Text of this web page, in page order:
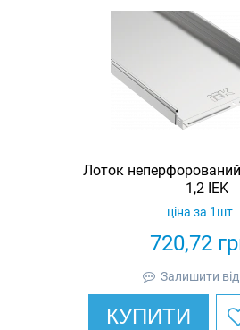
Лоток
1,2 IEK
720,72
ціна за 1шт
Залишити
КУПИТИ